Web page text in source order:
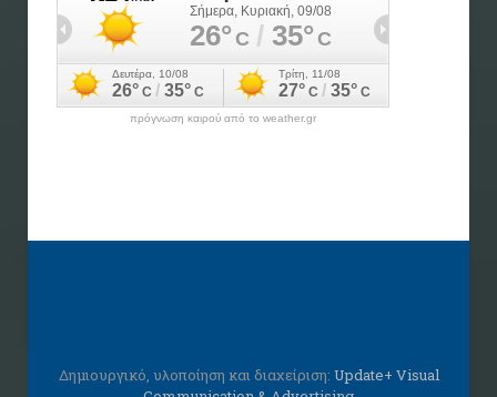
πρόγνωση καιρού από το weather.gr
Δημιουργικό, υλοποίηση και διαχείριση: Update+ Visual